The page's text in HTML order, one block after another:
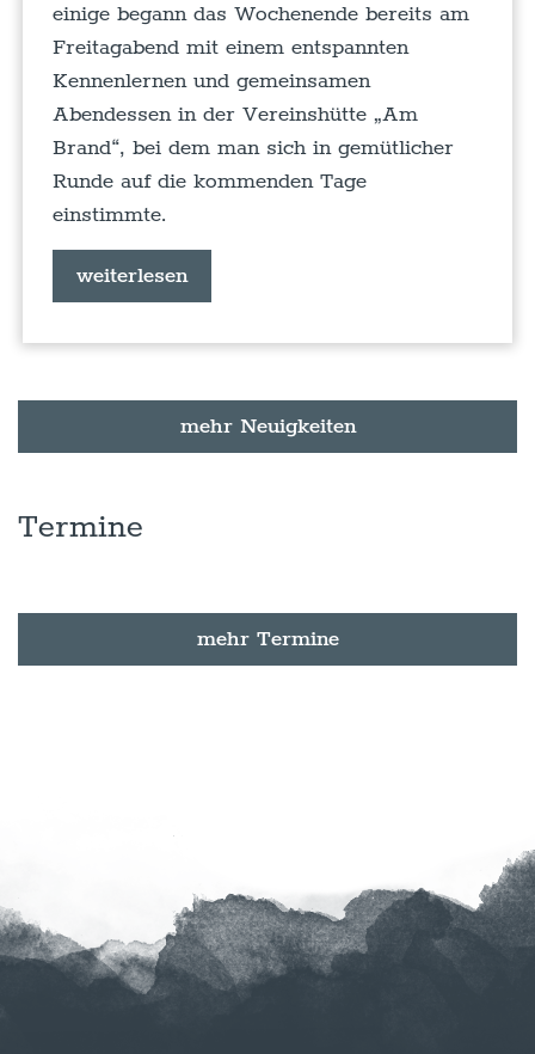
einige begann das Wochenende bereits am
Freitagabend mit einem entspannten
Kennenlernen und gemeinsamen
Abendessen in der Vereinshütte „Am
Brand“, bei dem man sich in gemütlicher
Runde auf die kommenden Tage
einstimmte.
weiterlesen
mehr Neuigkeiten
Termine
mehr Termine